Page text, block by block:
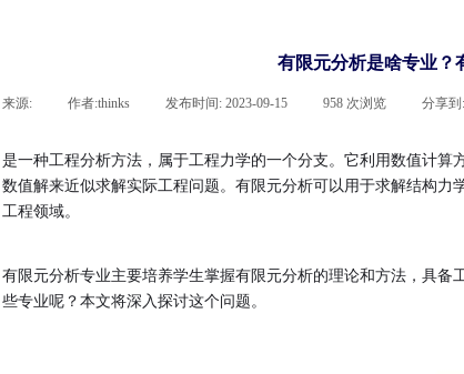
有限元分析是啥专业？
来源: 作者:thinks 发布时间: 2023-09-15 958 次浏览 分享到:
是一种工程分析方法，属于工程力学的一个分支。它利用数值计
数值解来近似求解实际工程问题。有限元分析可以用于求解结构
工程领域。
有限元分析专业主要培养学生掌握有限元分析的理论和方法，具
些专业呢？本文将深入探讨这个问题。